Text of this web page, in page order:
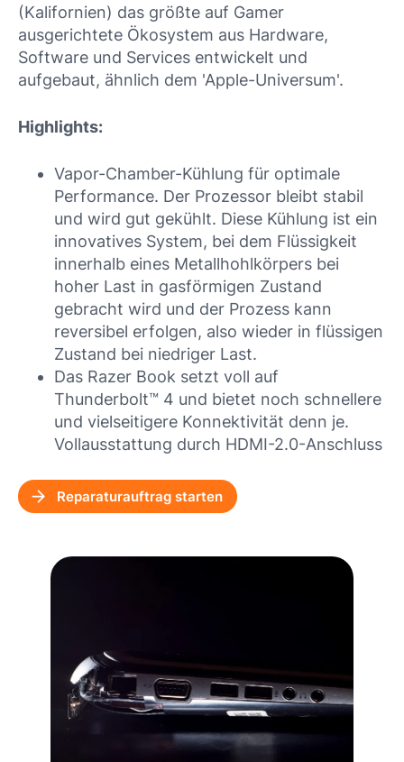
(Kalifornien) das größte auf Gamer
ausgerichtete Ökosystem aus Hardware,
Software und Services entwickelt und
aufgebaut, ähnlich dem 'Apple-Universum'.
Highlights:
Vapor-Chamber-Kühlung für optimale
Performance. Der Prozessor bleibt stabil
und wird gut gekühlt. Diese Kühlung ist ein
innovatives System, bei dem Flüssigkeit
innerhalb eines Metallhohlkörpers bei
hoher Last in gasförmigen Zustand
gebracht wird und der Prozess kann
reversibel erfolgen, also wieder in flüssigen
Zustand bei niedriger Last.
Das Razer Book setzt voll auf
Thunderbolt™ 4 und bietet noch schnellere
und vielseitigere Konnektivität denn je.
Vollausstattung durch HDMI-2.0-Anschluss
Reparaturauftrag starten